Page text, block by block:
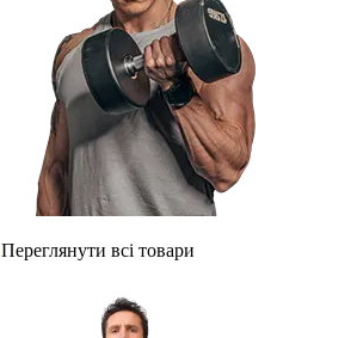
Переглянути всі товари